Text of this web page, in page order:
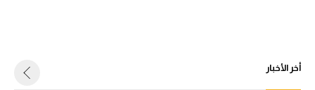
أخر الأخبار